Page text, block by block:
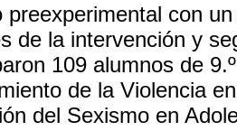
preexperimental con
de la intervención y
109 alumnos de
de la Violencia
del Sexismo en